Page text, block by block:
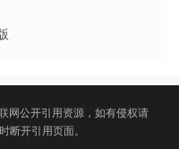
网公开引用资源，如有侵权请
断开引用页面。